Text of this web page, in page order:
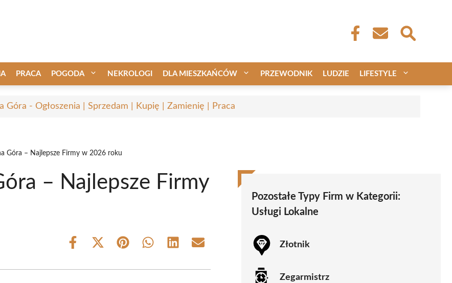
PRACA POGODA NEKROLOGI DLA MIESZKAŃCÓW PRZEWODNIK LUDZIE LIFESTYLE
Góra - Ogłoszenia | Sprzedam | Kupię | Zamienię | Praca
Góra – Najlepsze Firmy w 2026 roku
– Najlepsze Firmy
Share
Share
(Twitter)
Share Share Share Share
Pozostałe Typy Firm w Kategorii:
Usługi Lokalne
Złotnik
Zegarmistrz